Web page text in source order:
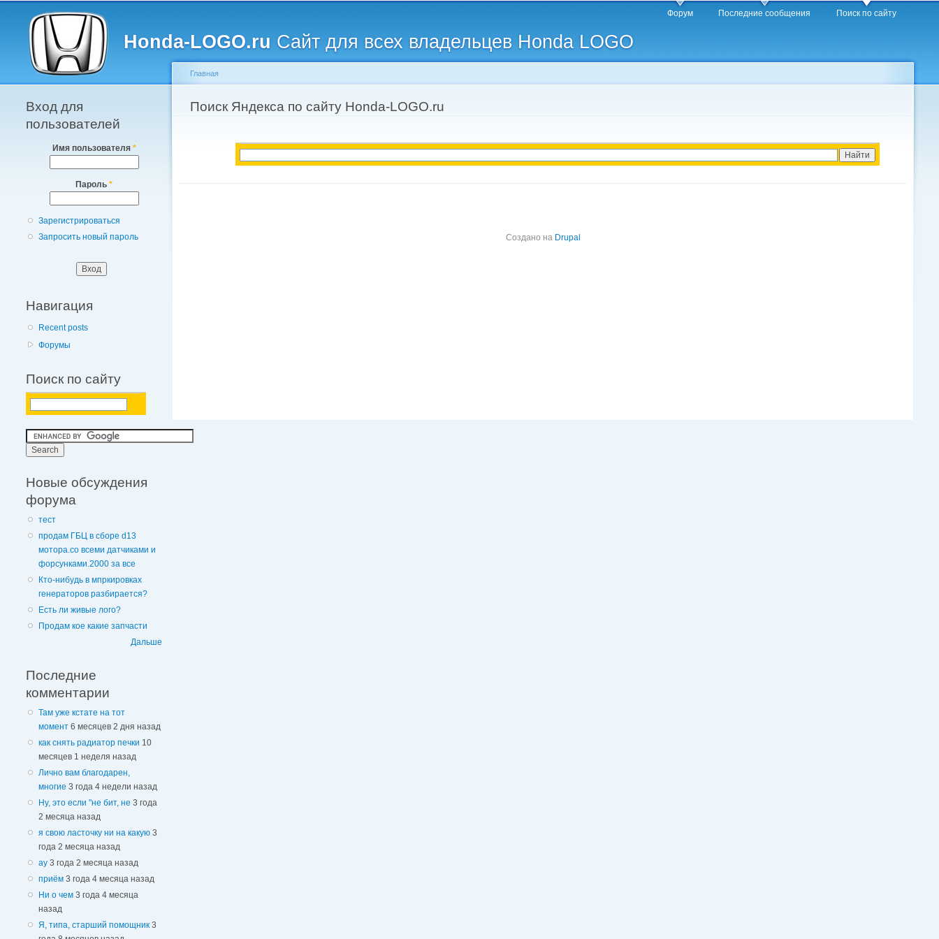
Honda-LOGO.ru Сайт для всех владельцев Honda LOGO
Главное меню Форум Последние сообщения Поиск по сайту
Вход для
пользователей
Имя пользователя *
Пароль *
Зарегистрироваться
Запросить новый пароль
Навигация
Recent posts
Форумы
Поиск по сайту
Новые обсуждения
форума
тест
продам ГБЦ в сборе d13
мотора.со всеми датчиками и
форсунками.2000 за все
Кто-нибудь в мпркировках
генераторов разбирается?
Есть ли живые лого?
Продам кое какие запчасти
Дальше
Последние
комментарии
Там уже кстате на тот
момент 6 месяцев 2 дня назад
как снять радиатор печки 10
месяцев 1 неделя назад
Лично вам благодарен,
многие 3 года 4 недели назад
Ну, это если "не бит, не 3 года
2 месяца назад
я свою ласточку ни на какую 3
года 2 месяца назад
ау 3 года 2 месяца назад
приём 3 года 4 месяца назад
Ни о чем 3 года 4 месяца
назад
Я, типа, старший помощник 3
Вы здесь
Главная
Поиск Яндекса по сайту Honda-LOGO.ru
Создано на Drupal